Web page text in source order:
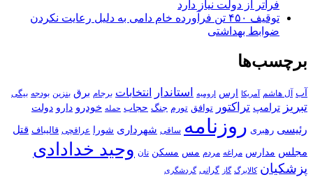
فراتر از دولت نیاز دارد
توقیف ۴۵۰ تن فرآورده خام دامی به دلیل رعایت نکردن
ضوابط بهداشتی
برچسب‌ها
آب آل هاشم آمریکا ارس ارومیه استاندار انتخابات برجام برق بنزین بودجه بیگی
تبریز ترامپ تراکتور توافق تورم جنگ حجاب حمله خودرو دارو دولت
رئیسی رهبری روزنامه ساقی شهرداری شورا عراقچی قالیباف قتل
مجلس مدارس مراغه مردم مس مسکن نان وحید خدادادی
پزشکیان کالابرگ گاز گرانی گردشگری